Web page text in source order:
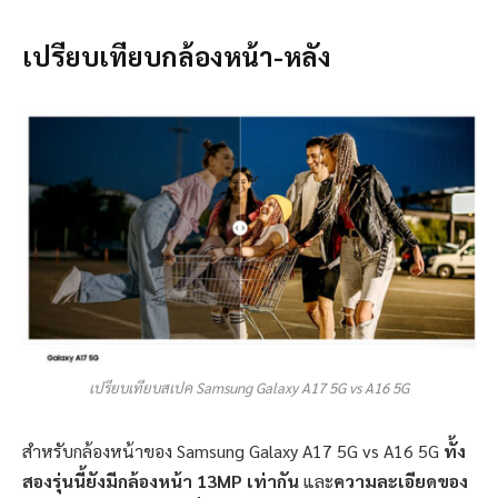
เปรียบเทียบกล้องหน้า-หลัง
เปรียบเทียบสเปค Samsung Galaxy A17 5G vs A16 5G
สำหรับกล้องหน้าของ Samsung Galaxy A17 5G vs A16 5G ทั้ง
สองรุ่นนี้ยังมีกล้องหน้า 13MP เท่ากันและความละเอียดของ